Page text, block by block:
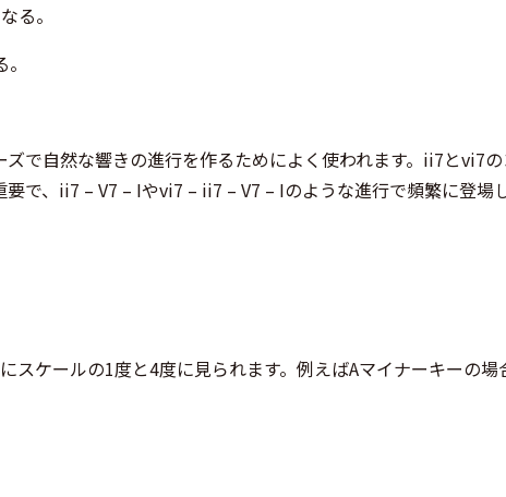
る。
で自然な響きの進行を作るためによく使われます。ii7とvi7の
で、ii7 – V7 – Iやvi7 – ii7 – V7 – Iのような進行で頻繁に登場
スケールの1度と4度に見られます。例えばAマイナーキーの場